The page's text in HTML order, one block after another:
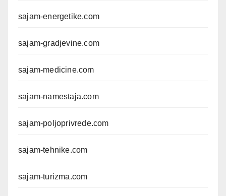
sajam-energetike.com
sajam-gradjevine.com
sajam-medicine.com
sajam-namestaja.com
sajam-poljoprivrede.com
sajam-tehnike.com
sajam-turizma.com